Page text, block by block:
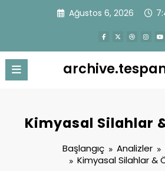
Ağustos 6, 2026
Kimyasal Silahlar
Başlangıç Analizler
Kimyasal Silahlar &